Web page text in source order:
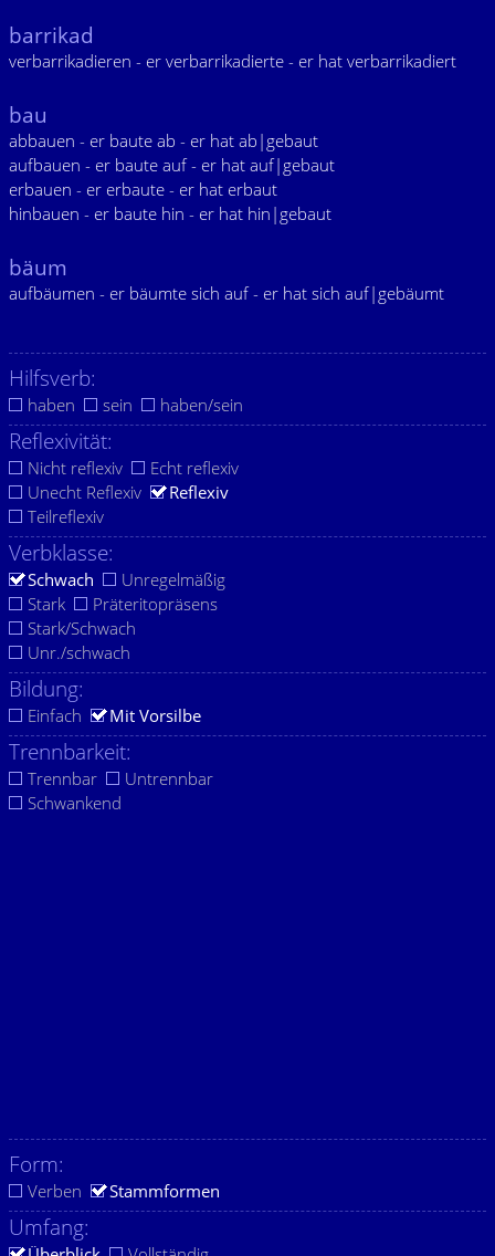
barrikad
verbarrikadieren - er verbarrikadierte - er hat verbarrikadiert
bau
abbauen - er baute ab - er hat ab|gebaut
aufbauen - er baute auf - er hat auf|gebaut
erbauen - er erbaute - er hat erbaut
hinbauen - er baute hin - er hat hin|gebaut
bäum
aufbäumen - er bäumte sich auf - er hat sich auf|gebäumt
Hilfsverb:
haben sein haben/sein
Reflexivität:
Nicht reflexiv
Echt reflexiv
Unecht Reflexiv
Reflexiv
Teilreflexiv
Verbklasse:
Schwach
Unregelmäßig
Stark
Präteritopräsens
Stark/Schwach
Unr./schwach
Bildung:
Einfach Mit Vorsilbe
Trennbarkeit:
Trennbar
Untrennbar
Schwankend
Form:
Verben Stammformen
Umfang: